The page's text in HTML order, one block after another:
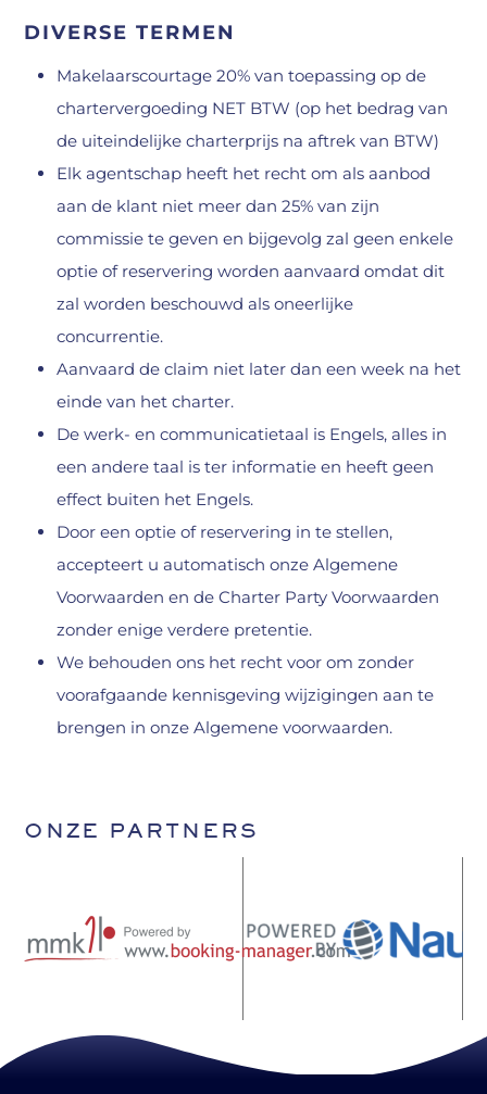
DIVERSE TERMEN
Makelaarscourtage 20% van toepassing op de
chartervergoeding NET BTW (op het bedrag van
de uiteindelijke charterprijs na aftrek van BTW)
Elk agentschap heeft het recht om als aanbod
aan de klant niet meer dan 25% van zijn
commissie te geven en bijgevolg zal geen enkele
optie of reservering worden aanvaard omdat dit
zal worden beschouwd als oneerlijke
concurrentie.
Aanvaard de claim niet later dan een week na het
einde van het charter.
De werk- en communicatietaal is Engels, alles in
een andere taal is ter informatie en heeft geen
effect buiten het Engels.
Door een optie of reservering in te stellen,
accepteert u automatisch onze Algemene
Voorwaarden en de Charter Party Voorwaarden
zonder enige verdere pretentie.
We behouden ons het recht voor om zonder
voorafgaande kennisgeving wijzigingen aan te
brengen in onze Algemene voorwaarden.
ONZE PARTNERS